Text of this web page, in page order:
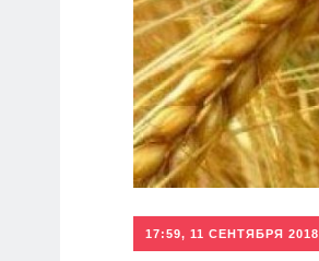
17:59, 11 СЕНТЯБРЯ 2018